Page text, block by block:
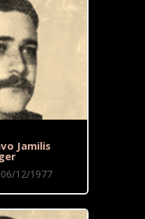
Jamilis
12/1977